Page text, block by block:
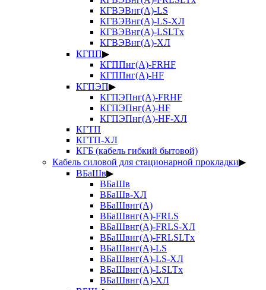
КГВЭВнг(А)-LS
КГВЭВнг(А)-LS-ХЛ
КГВЭВнг(А)-LSLTx
КГВЭВнг(А)-ХЛ
КГПП▶
КГППнг(А)-FRHF
КГППнг(А)-HF
КГПЭП▶
КГПЭПнг(А)-FRHF
КГПЭПнг(А)-HF
КГПЭПнг(А)-HF-ХЛ
КГТП
КГТП-ХЛ
КГБ (кабель гибкий бытовой)
Кабель силовой для стационарной прокладки▶
ВБаШв▶
ВБаШв
ВБаШв-ХЛ
ВБаШвнг(А)
ВБаШвнг(А)-FRLS
ВБаШвнг(А)-FRLS-ХЛ
ВБаШвнг(А)-FRLSLTx
ВБаШвнг(А)-LS
ВБаШвнг(А)-LS-ХЛ
ВБаШвнг(А)-LSLTx
ВБаШвнг(А)-ХЛ